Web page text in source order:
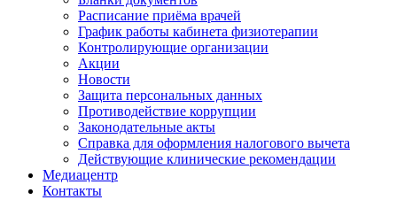
Расписание приёма врачей
График работы кабинета физиотерапии
Контролирующие организации
Акции
Новости
Защита персональных данных
Противодействие коррупции
Законодательные акты
Справка для оформления налогового вычета
Действующие клинические рекомендации
Медиацентр
Контакты